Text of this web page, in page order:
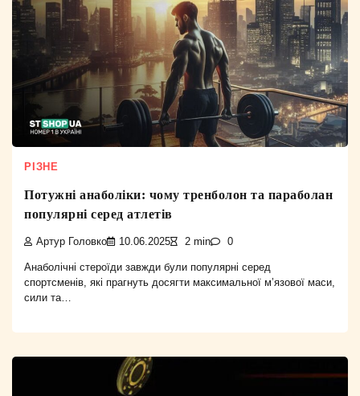
РІЗНЕ
Потужні анаболіки: чому тренболон та параболан
популярні серед атлетів
Артур Головко 10.06.2025 2 min 0
Анаболічні стероїди завжди були популярні серед
спортсменів, які прагнуть досягти максимальної м’язової маси,
сили та…